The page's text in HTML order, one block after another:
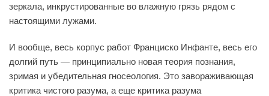
зеркала, инкрустированные во влажную грязь рядом с
настоящими лужами.
И вообще, весь корпус работ Франциско Инфанте, весь его
долгий путь — принципиально новая теория познания,
зримая и убедительная гносеология. Это завораживающая
критика чистого разума, а еще критика разума